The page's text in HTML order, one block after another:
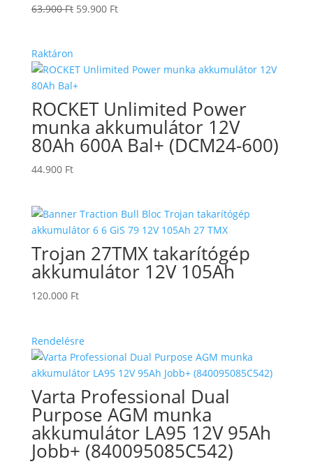
63.900Ft Original
59.900 FtCurrent
Raktáron
ROCKET Unlimited Power
munka akkumulátor 12V
80Ah 600A Bal+ (DCM24-600)
44.900 Ft
Trojan 27TMX takarítógép
akkumulátor 12V 105Ah
120.000 Ft
Rendelésre
Varta Professional Dual
Purpose AGM munka
akkumulátor LA95 12V 95Ah
Jobb+ (840095085C542)